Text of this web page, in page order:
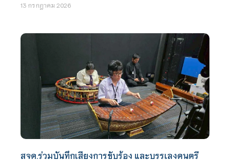
13 กรกฎาคม 2026
สจด.ร่วมบันทึกเสียงการขับร้อง และบรรเลงดนตรี